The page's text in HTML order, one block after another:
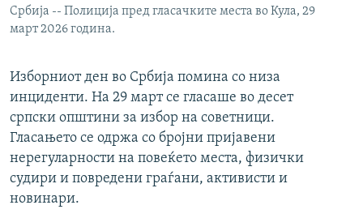
Србија -- Полиција пред гласачките места во Кула, 29
март 2026 година.
Изборниот ден во Србија помина со низа
инциденти. На 29 март се гласаше во десет
српски општини за избор на советници.
Гласањето се одржа со бројни пријавени
нерегуларности на повеќето места, физички
судири и повредени граѓани, активисти и
новинари.